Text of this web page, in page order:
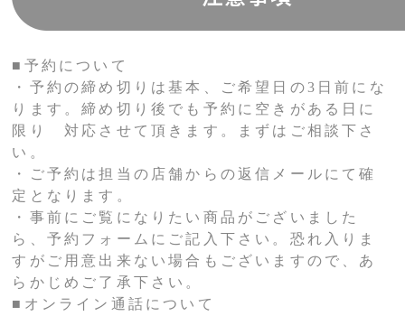
■予約について
・予約の締め切りは基本、ご希望日の3日前にな
ります。締め切り後でも予約に空きがある日に
限り 対応させて頂きます。まずはご相談下さ
い。
・ご予約は担当の店舗からの返信メールにて確
定となります。
・事前にご覧になりたい商品がございました
ら、予約フォームにご記入下さい。恐れ入りま
すがご用意出来ない場合もございますので、あ
らかじめご了承下さい。
■オンライン通話について